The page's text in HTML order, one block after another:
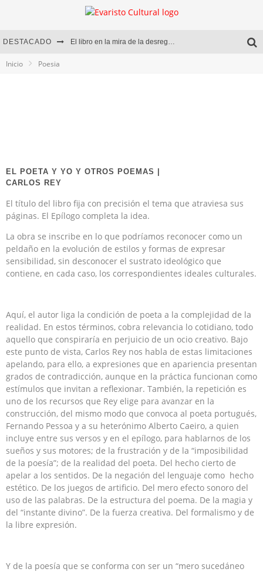
DESTACADO El libro en la mira de la desregulación
Inicio Poesia
EL POETA Y YO Y OTROS POEMAS |
CARLOS REY
El título del libro fija con precisión el tema que atraviesa sus
páginas. El Epílogo completa la idea.
La obra se inscribe en lo que podríamos reconocer como un
peldaño en la evolución de estilos y formas de expresar
sensibilidad, sin desconocer el sustrato ideológico que
contiene, en cada caso, los correspondientes ideales culturales.
Aquí, el autor liga la condición de poeta a la complejidad de la
realidad. En estos términos, cobra relevancia lo cotidiano, todo
aquello que conspiraría en perjuicio de un ocio creativo. Bajo
este punto de vista, Carlos Rey nos habla de estas limitaciones
apelando, para ello, a expresiones que en apariencia presentan
grados de contradicción, aunque en la práctica funcionan como
estímulos que invitan a reflexionar. También, la repetición es
uno de los recursos que Rey elige para avanzar en la
construcción, del mismo modo que convoca al poeta portugués,
Fernando Pessoa y a su heterónimo Alberto Caeiro, a quien
incluye entre sus versos y en el epílogo, para hablarnos de los
sueños y sus motores; de la frustración y de la “imposibilidad
de la poesía”; de la realidad del poeta. Del hecho cierto de
apelar a los sentidos. De la negación del lenguaje como hecho
estético. De los juegos de artificio. Del mero efecto sonoro del
uso de las palabras. De la estructura del poema. De la magia y
del “instante divino”. De la fuerza creativa. Del formalismo y de
la libre expresión.
Y de la poesía que se conforma con ser un “mero sucedáneo